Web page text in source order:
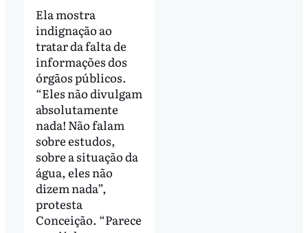
Ela mostra
indignação ao
tratar da falta de
informações dos
órgãos públicos.
“Eles não divulgam
absolutamente
nada! Não falam
sobre estudos,
sobre a situação da
água, eles não
dizem nada”,
protesta
Conceição. “Parece